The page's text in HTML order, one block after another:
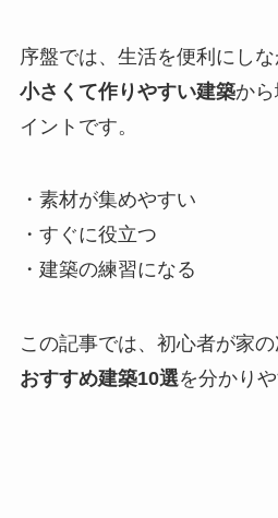
序盤では、生活を便利にしな
小さくて作りやすい建築か
イントです。
・素材が集めやすい
・すぐに役立つ
・建築の練習になる
この記事では、初心者が家
おすすめ建築10選を分かり